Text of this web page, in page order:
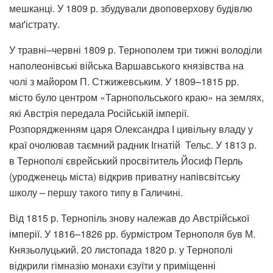
мешканці. У 1809 р. збудували двоповерхову будівлю
маґістрату.
У травні–червні 1809 р. Тернополем три тижні володіли
наполеонівські війська Варшавського князівства на
чолі з майором П. Стжижевським. У 1809–1815 рр.
місто було центром «Тарнопольського краю» на землях,
які Австрія передала Російській імперії.
Розпорядженням царя Олександра І цивільну владу у
краї очолював таємний радник Ігнатій Тельс. У 1813 р.
в Тернополі єврейський просвітитель Йосиф Перль
(уродженець міста) відкрив приватну напівсвітську
школу – першу такого типу в Галичині.
Від 1815 р. Тернопіль знову належав до Австрійської
імперії. У 1816–1826 рр. бурмістром Тернополя був М.
Князьолуцький. 20 листопада 1820 р. у Тернополі
відкрили гімназію монахи єзуїти у приміщенні